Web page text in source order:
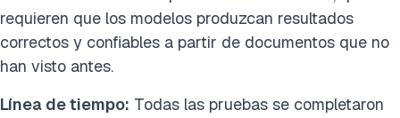
requieren que los modelos produzcan resultados
correctos y confiables a partir de documentos que no
han visto antes.
Línea de tiempo: Todas las pruebas se completaron